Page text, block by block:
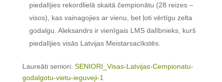
piedalījies rekordlielā skaitā čempionātu (28 reizes –
visos), kas vainagojies ar vienu, bet ļoti vērtīgu zelta
godalgu . Aleksandrs ir vienīgais LMS dalībnieks, kurš
piedalījies visās Latvijas Meistarsacīkstēs.
Laureāti seniori: SENIORI_Visas-Latvijas-Cempionatu-
godalgotu-vietu-ieguveji-1